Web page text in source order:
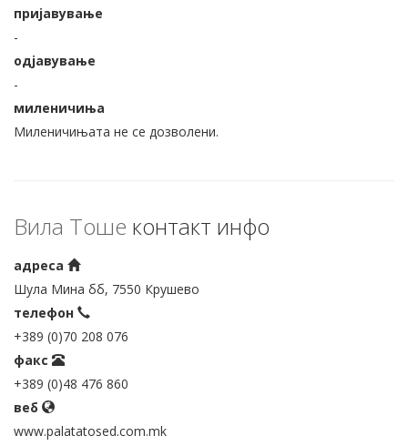
пријавување
-
одјавување
-
миленичиња
Миленичињата не се дозволени.
Вила Тоше контакт инфо
адреса
Шула Мина бб, 7550 Крушево
телефон
+389 (0)70 208 076
факс
+389 (0)48 476 860
веб
www.palatatosed.com.mk